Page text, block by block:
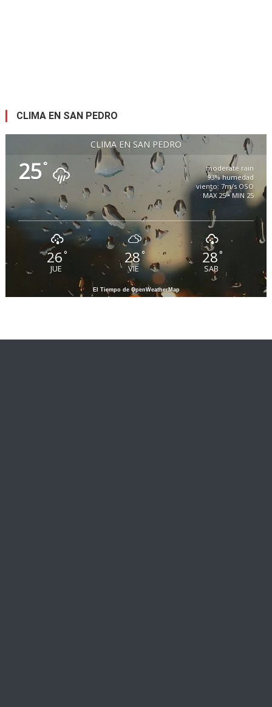
CLIMA EN SAN PEDRO
CLIMA EN SAN PEDRO
25°
moderate rain
93% humedad
viento: 7m/s OSO
MAX 25 • MIN 25
26°
JUE
28 °
VIE
28°
SAB
El Tiempo de OpenWeatherMap